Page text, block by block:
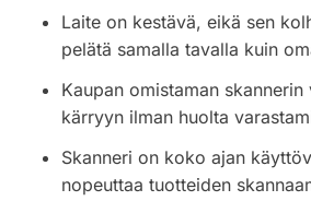
Laite on kestävä, eikä sen
pelätä samalla tavalla kuin
Kaupan omistaman
kärryyn ilman huolta
Skanneri on koko ajan
nopeuttaa tuotteiden